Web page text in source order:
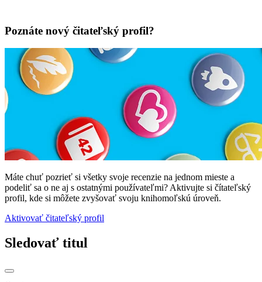
Poznáte nový čitateľský profil?
Máte chuť pozrieť si všetky svoje recenzie na jednom mieste a
podeliť sa o ne aj s ostatnými používateľmi? Aktivujte si čítateľský
profil, kde si môžete zvyšovať svoju knihomoľskú úroveň.
Aktivovať čitateľský profil
Sledovať titul